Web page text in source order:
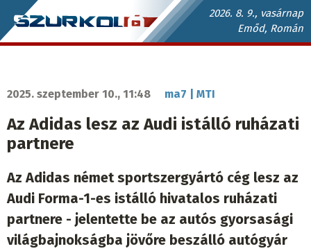
Ugrás
a
2026. 8. 9., vasárnap
Emőd, Román
Szurkoló.sk
2025. szeptember 10., 11:48 ma7 | MTI
Az Adidas lesz az Audi istálló ruházati
partnere
Az Adidas német sportszergyártó cég lesz az
Audi Forma-1-es istálló hivatalos ruházati
partnere - jelentette be az autós gyorsasági
világbajnokságba jövőre beszálló autógyár